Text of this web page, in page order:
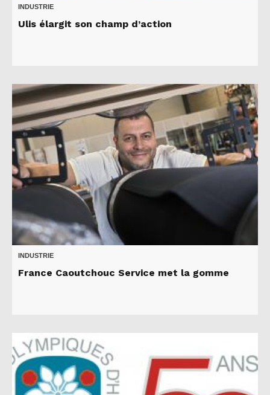
INDUSTRIE
Ulis élargit son champ d’action
INDUSTRIE
France Caoutchouc Service met la gomme